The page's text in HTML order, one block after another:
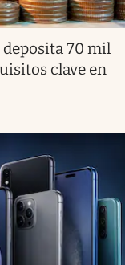
70 mil
clave en